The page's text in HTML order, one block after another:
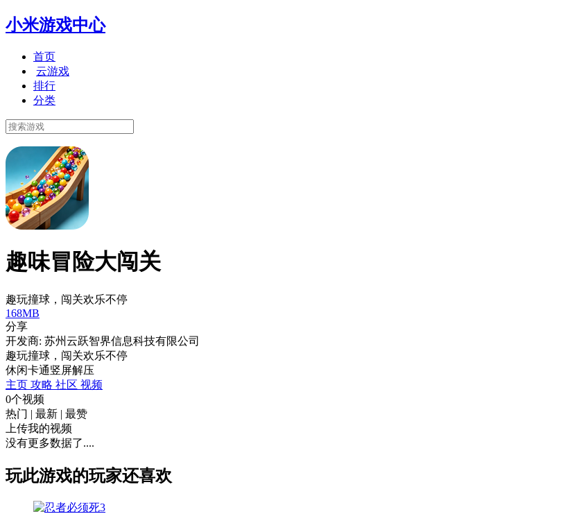
小米游戏中心
首页
云游戏
排行
分类
趣味冒险大闯关
趣玩撞球，闯关欢乐不停
168MB
分享
开发商: 苏州云跃智界信息科技有限公司
趣玩撞球，闯关欢乐不停
休闲卡通竖屏解压
主页 攻略 社区 视频
0个视频
热门 | 最新 | 最赞
上传我的视频
没有更多数据了....
玩此游戏的玩家还喜欢